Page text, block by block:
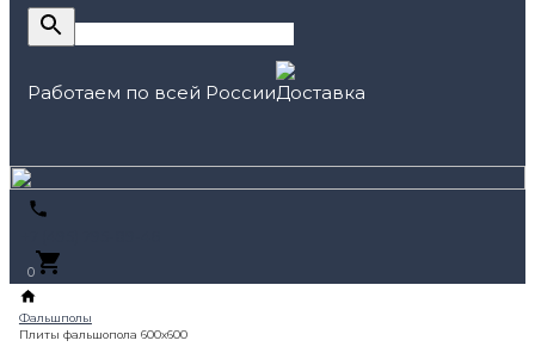
Работаем по всей России
0